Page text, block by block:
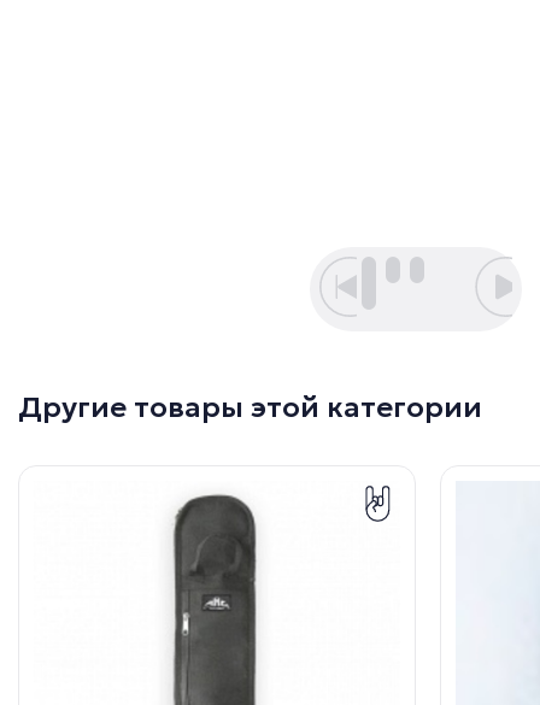
Другие товары этой категории